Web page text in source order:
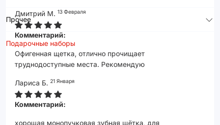
Прочее
Подарочные наборы
Дмитрий М. 13 Февраля
Комментарий:
Офигенная щетка, отлично прочищает
труднодоступные места. Рекомендую
Лариса Б. 21 Января
Комментарий:
хорошая монопучковая зубная щётка, для